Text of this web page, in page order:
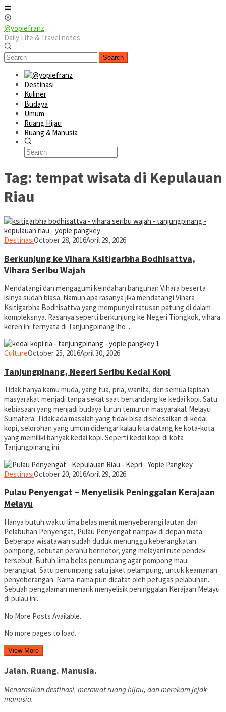
Skip
to
content
@yopiefranz
Daily Life & Travel notes
Search
Destinasi
Kuliner
Budaya
Umum
Ruang Hijau
Ruang & Manusia
Tag: tempat wisata di Kepulauan
Riau
Destinasiyopiefranz
October 28, 2016April 29, 2026
Berkunjung ke Vihara Ksitigarbha Bodhisattva,
Vihara Seribu Wajah
Mendatangi dan mengagumi keindahan bangunan Vihara beserta
isinya sudah biasa. Namun apa rasanya jika mendatangi Vihara
Ksitigarbha Bodhisattva yang mempunyai ratusan patung di dalam
kompleksnya. Rasanya seperti berkunjung ke Negeri Tiongkok, vihara
keren ini ternyata di Tanjungpinang lho…
Cultureyopiefranz
October 25, 2016April 30, 2026
Tanjungpinang, Negeri Seribu Kedai Kopi
Tidak hanya kamu muda, yang tua, pria, wanita, dan semua lapisan
masyarakat menjadi tanpa sekat saat bertandang ke kedai kopi. Satu
kebiasaan yang menjadi budaya turun temurun masyarakat Melayu
Sumatera. Tidak ada masalah yang tidak bisa diselesaikan di kedai
kopi, selorohan yang umum didengar kalau kita datang ke kota-kota
yang memiliki banyak kedai kopi. Seperti kedai kopi di kota
Tanjungpinang ini.
Destinasiyopiefranz
October 20, 2016April 29, 2026
Pulau Penyengat – Menyelisik Peninggalan Kerajaan
Melayu
Hanya butuh waktu lima belas menit menyeberangi lautan dari
Pelabuhan Penyengat, Pulau Penyengat nampak di depan mata.
Beberapa wisatawan sudah duduk menunggu keberangkatan
pompong, sebutan perahu bermotor, yang melayani rute pendek
tersebut. Butuh lima belas penumpang agar pompong mau
berangkat. Satu penumpang satu jaket pelampung, untuk keamanan
penyeberangan. Nama-nama pun dicatat oleh petugas pelabuhan.
Sebuah pengalaman menarik menyelisik peninggalan Kerajaan Melayu
di pulau ini.
No More Posts Available.
No more pages to load.
View More
Jalan. Ruang. Manusia.
Menarasikan destinasi, merawat ruang hijau, dan merekam jejak
manusia.